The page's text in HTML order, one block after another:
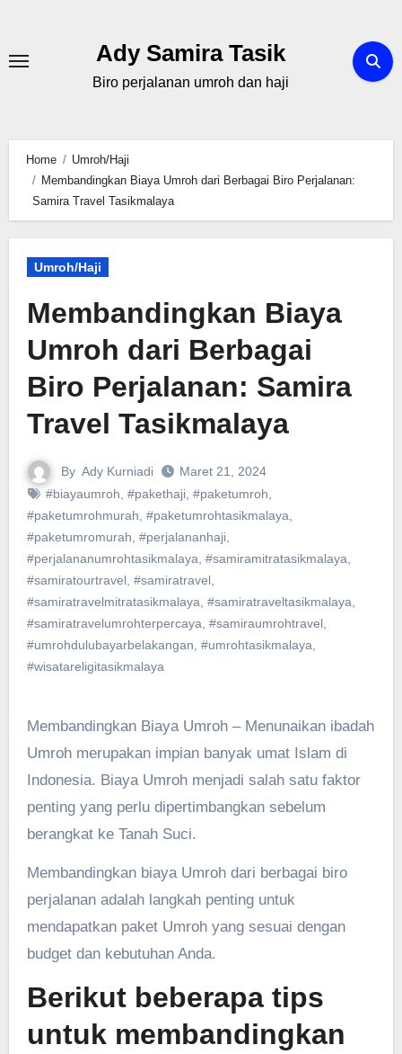
content
Ady Samira Tasik
Biro perjalanan umroh dan haji
Home
Umroh/Haji
Membandingkan Biaya Umroh dari Berbagai Biro Perjalanan:
Samira Travel Tasikmalaya
Umroh/Haji
Membandingkan Biaya
Umroh dari Berbagai
Biro Perjalanan: Samira
Travel Tasikmalaya
By Ady Kurniadi
Maret 21, 2024
#biayaumroh, #pakethaji, #paketumroh,
#paketumrohmurah, #paketumrohtasikmalaya,
#paketumromurah, #perjalananhaji,
#perjalananumrohtasikmalaya, #samiramitratasikmalaya,
#samiratourtravel, #samiratravel,
#samiratravelmitratasikmalaya, #samiratraveltasikmalaya,
#samiratravelumrohterpercaya, #samiraumrohtravel,
#umrohdulubayarbelakangan, #umrohtasikmalaya,
#wisatareligitasikmalaya
Membandingkan Biaya Umroh – Menunaikan ibadah
Umroh merupakan impian banyak umat Islam di
Indonesia. Biaya Umroh menjadi salah satu faktor
penting yang perlu dipertimbangkan sebelum
berangkat ke Tanah Suci.
Membandingkan biaya Umroh dari berbagai biro
perjalanan adalah langkah penting untuk
mendapatkan paket Umroh yang sesuai dengan
budget dan kebutuhan Anda.
Berikut beberapa tips
untuk membandingkan